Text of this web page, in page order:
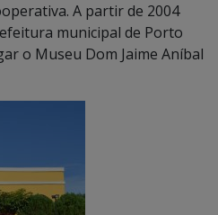
A partir de 2004
municipal de Porto
o Museu Dom Jaime Aníbal